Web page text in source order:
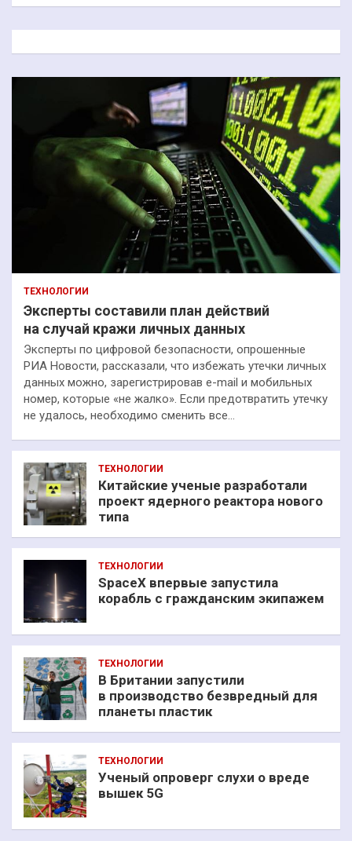
к
ТЕХНОЛОГИИ
Эксперты составили план действий
на случай кражи личных данных
Эксперты по цифровой безопасности, опрошенные
РИА Новости, рассказали, что избежать утечки личных
данных можно, зарегистрировав e-mail и мобильных
номер, которые «не жалко». Если предотвратить утечку
не удалось, необходимо сменить все…
ТЕХНОЛОГИИ
Китайские ученые разработали
проект ядерного реактора нового
типа
ТЕХНОЛОГИИ
SpaceX впервые запустила
корабль с гражданским экипажем
ТЕХНОЛОГИИ
В Британии запустили
в производство безвредный для
планеты пластик
ТЕХНОЛОГИИ
Ученый опроверг слухи о вреде
вышек 5G